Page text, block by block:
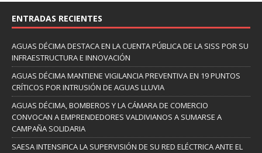
ENTRADAS RECIENTES
AGUAS DÉCIMA DESTACA EN LA CUENTA PÚBLICA DE LA SISS POR SU
INFRAESTRUCTURA E INNOVACIÓN
AGUAS DÉCIMA MANTIENE VIGILANCIA PREVENTIVA EN 19 PUNTOS
CRÍTICOS POR INTRUSIÓN DE AGUAS LLUVIA
AGUAS DÉCIMA, BOMBEROS Y LA CÁMARA DE COMERCIO
CONVOCAN A EMPRENDEDORES VALDIVIANOS A SUMARSE A
CAMPAÑA SOLIDARIA
SAESA INTENSIFICA LA SUPERVISIÓN DE SU RED ELÉCTRICA ANTE EL